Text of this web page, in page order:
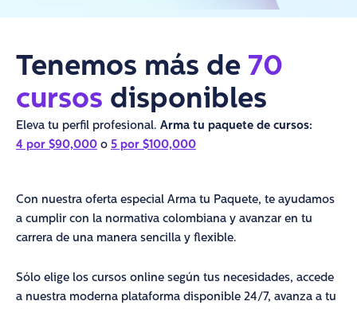
Tenemos más de 70
cursos disponibles
Eleva tu perfil profesional. Arma tu paquete de cursos:
4 por $90,000 o 5 por $100,000
Con nuestra oferta especial Arma tu Paquete, te ayudamos
a cumplir con la normativa colombiana y avanzar en tu
carrera de una manera sencilla y flexible.
Sólo elige los cursos online según tus necesidades, accede
a nuestra moderna plataforma disponible 24/7, avanza a tu